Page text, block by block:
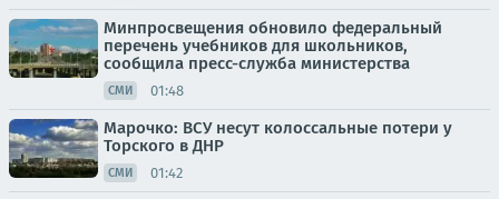
Минпросвещения обновило федеральный
перечень учебников для школьников,
сообщила пресс-служба министерства
СМИ 01:48
Марочко: ВСУ несут колоссальные потери у
Торского в ДНР
СМИ 01:42